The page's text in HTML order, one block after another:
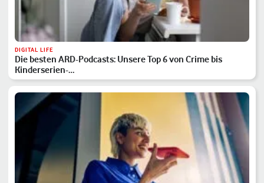
DIGITAL LIFE
Die besten ARD-Podcasts: Unsere Top 6 von Crime bis
Kinderserien-…